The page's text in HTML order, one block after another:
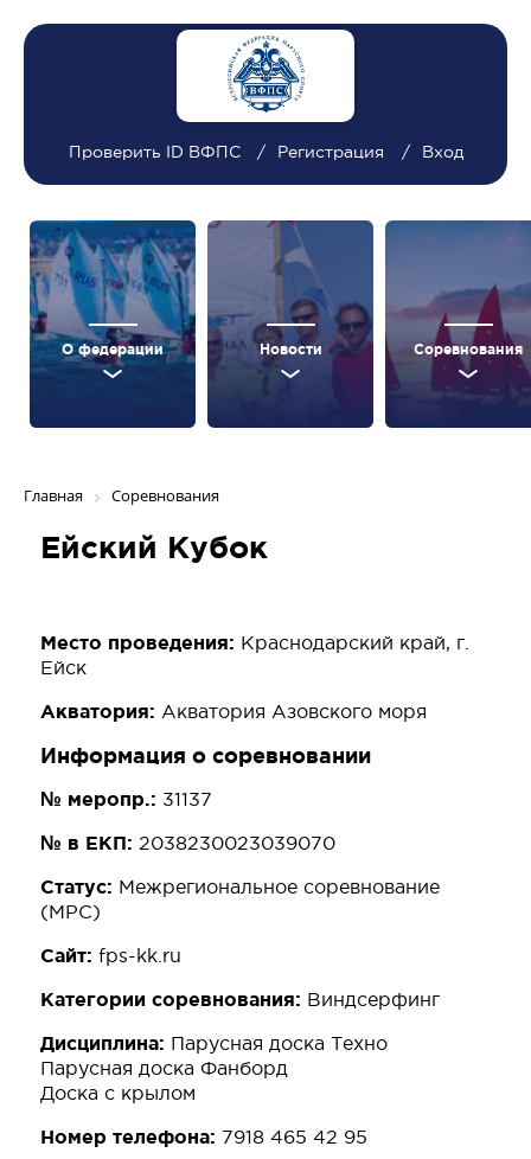
Проверить ID ВФПС Регистрация Вход
О федерации Новости Соревнования
Главная Соревнования
Ейский Кубок
Место проведения: Краснодарский край, г.
Ейск
Акватория: Акватория Азовского моря
Информация о соревновании
№ меропр.: 31137
№ в ЕКП: 2038230023039070
Статус: Межрегиональное соревнование
(МРС)
Сайт: fps-kk.ru
Категории соревнования: Виндсерфинг
Дисциплина: Парусная доска Техно
Парусная доска Фанборд
Доска с крылом
Номер телефона: 7918 465 42 95